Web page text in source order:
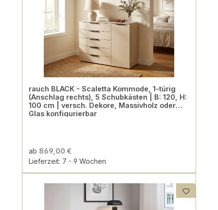
rauch BLACK - Scaletta Kommode, 1-türig
(Anschlag rechts), 5 Schubkästen | B: 120, H:
100 cm | versch. Dekore, Massivholz oder
Glas konfigurierbar
ab 869,00 €
Lieferzeit: 7 - 9 Wochen